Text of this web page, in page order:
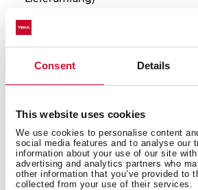
Consent Details
This website uses cookies
We use cookies to personalise content
social media features and to analyse our
information about your use of our site
advertising and analytics partners who
other information that you’ve provided to
collected from your use of their services.